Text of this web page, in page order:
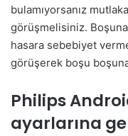
bulamıyorsanız
görüşmelisiniz.
hasara sebebiyet
görüşerek boşu
Philips
ayarlarına